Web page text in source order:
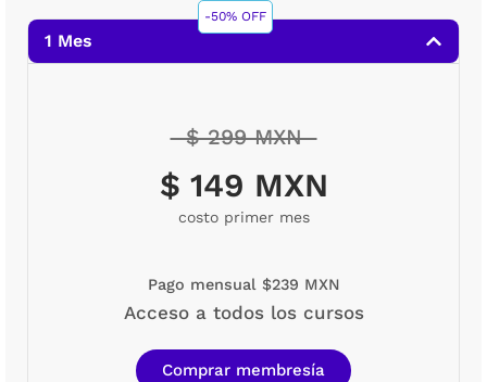
-50% OFF
1 Mes
$ 299 MXN
$ 149 MXN
costo primer mes
Pago mensual $239 MXN
Acceso a todos los cursos
Comprar membresía